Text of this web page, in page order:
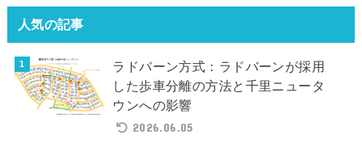
人気の記事
ラドバーン方式：ラドバーンが採用
した歩車分離の方法と千里ニュータ
ウンへの影響
2026.06.05